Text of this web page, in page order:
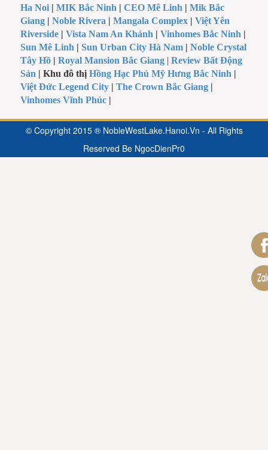
Ha Noi | MIK Bắc Ninh |CEO Mê Linh |Mik Bắc
Giang |Noble Rivera |Mangala Complex |Việt Yên
Riverside |Vista Nam An Khánh |Vinhomes Bắc Ninh |
Sun Mê Linh |Sun Urban City Hà Nam | Noble Crystal
Tây Hồ |Royal Mansion Bắc Giang |Review Bất Động
Sản | Khu đô thịHồng Hạc Phú Mỹ Hưng Bắc Ninh |
Việt Đức Legend City |The Crown Bắc Giang |
Vinhomes Vĩnh Phúc |
© Copyright 2015 ® NobleWestLake.Hanoi.Vn - All Rights
Reserved Be NgocDienPr0